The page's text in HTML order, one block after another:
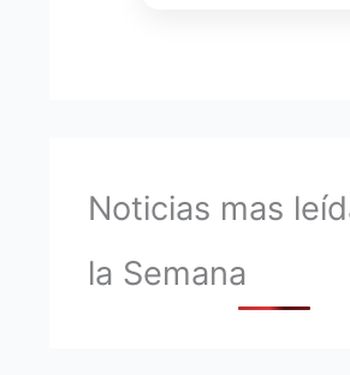
Noticias mas
la Semana